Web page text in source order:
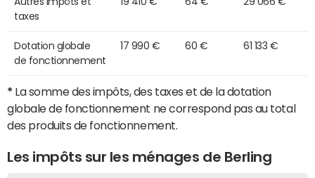
taxes
Dotation globale
de fonctionnement
17 990 € 60 € 61 133 €
* La somme des impôts, des taxes et de la dotation
globale de fonctionnement ne correspond pas au total
des produits de fonctionnement.
Les impôts sur les ménages de Berling